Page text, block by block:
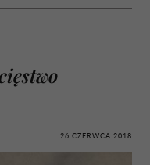
26 CZERWCA 2018